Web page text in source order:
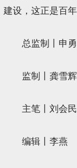
建设，这正是百
总监制丨申勇
监制丨龚雪
主笔丨刘会民
编辑丨李燕